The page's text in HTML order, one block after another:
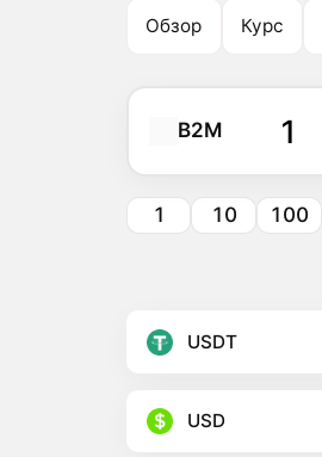
Обзор Курс
B2M
1 10 100
USDT
USD